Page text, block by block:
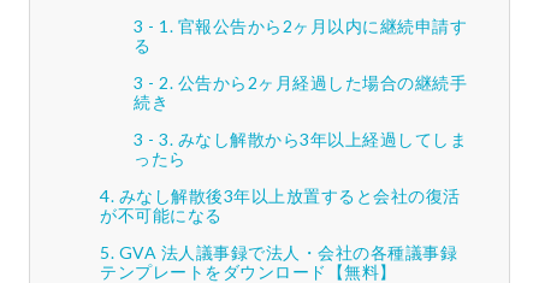
官報公告から2ヶ月以内に継続申請す
る
公告から2ヶ月経過した場合の継続手
続き
みなし解散から3年以上経過してしま
ったら
みなし解散後3年以上放置すると会社の復活
が不可能になる
GVA 法人議事録で法人・会社の各種議事録
テンプレートをダウンロード【無料】